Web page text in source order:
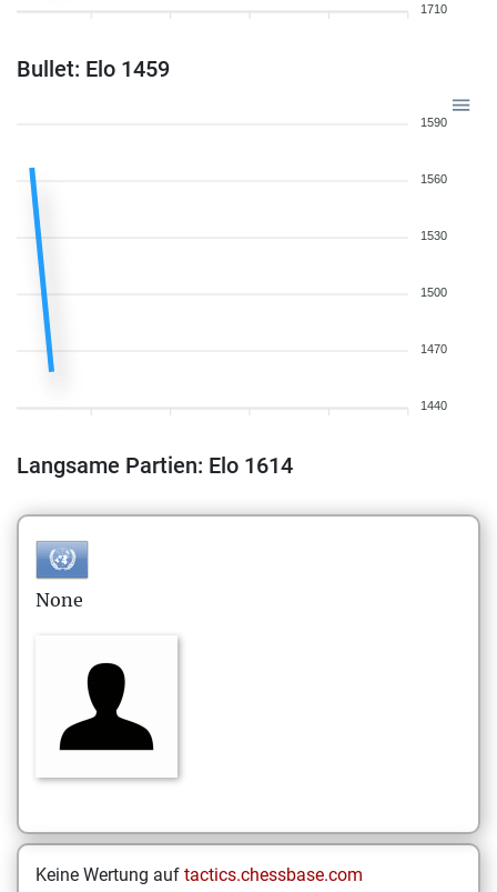
1710
Bullet: Elo 1459
1590
1560
1530
1500
1470
1440
Langsame Partien: Elo 1614
None
Keine Wertung auf tactics.chessbase.com